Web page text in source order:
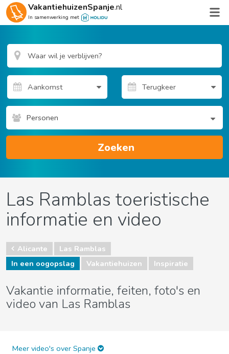
VakantiehuizenSpanje.nl
In samenwerking met
Personen
Zoeken
Las Ramblas toeristische
informatie en video
Alicante
Las Ramblas
In een oogopslag
Vakantiehuizen Inspiratie
Vakantie informatie, feiten, foto's en
video van Las Ramblas
Meer video's over Spanje